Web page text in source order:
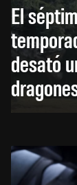
El
desató